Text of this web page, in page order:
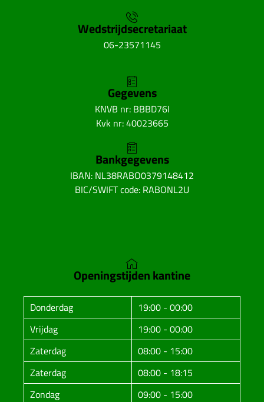
Wedstrijdsecretariaat
06-23571145
Gegevens
KNVB nr: BBBD76I
Kvk nr: 40023665
Bankgegevens
IBAN: NL38RABO0379148412
BIC/SWIFT code: RABONL2U
Openingstijden kantine
Donderdag
19:00 - 00:00
Vrijdag
19:00 - 00:00
Zaterdag
08:00 - 15:00
Zaterdag
08:00 - 18:15
Zondag
09:00 - 15:00